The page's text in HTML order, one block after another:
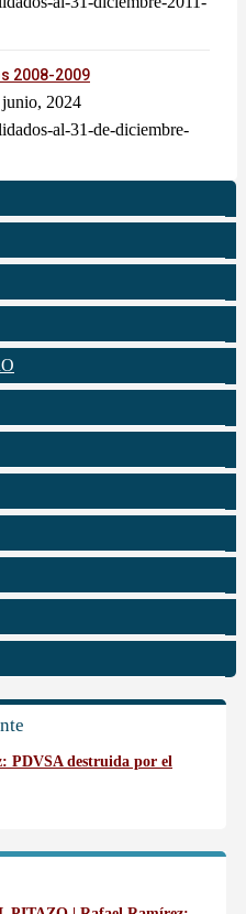
2008-2009
junio, 2024
al-31-de-diciembre-
PDVSA destruida por el